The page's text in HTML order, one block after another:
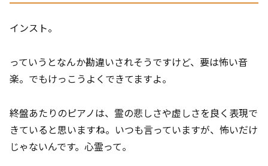
インスト。
っていうとなんか勘違いされそうですけど、要は怖い音
楽。でもけっこうよくできてますよ。
終盤あたりのピアノは、霊の悲しさや虚しさを良く表現で
きていると思いますね。いつも言っていますが、怖いだけ
じゃないんです。心霊って。